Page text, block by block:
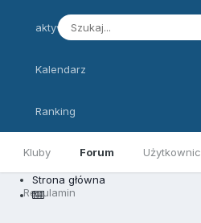
Kluby Forum
Regulamin
aktywność
Kalendarz
Ranking
Strona główna